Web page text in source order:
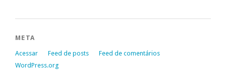
META
Acessar Feed de posts
Feed de comentários
WordPress.org